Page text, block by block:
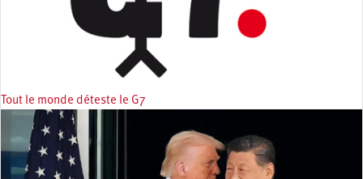
Tout le monde déteste le G7